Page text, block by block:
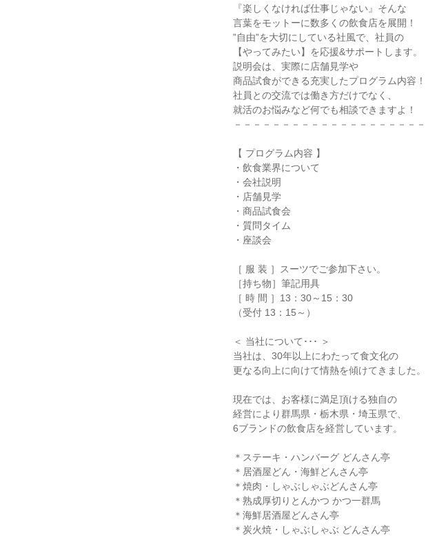
『楽しくなければ仕事じゃない』そんな
言葉をモットーに数多くの飲食店を展開！
”自由”を大切にしている社風で、社員の
【やってみたい】を応援&サポートします。
説明会は、実際に店舗見学や
商品試食ができる充実したプログラム内容！
社員との交流では働き方だけでなく、
就活のお悩みなど何でも相談できますよ！
－－－－－－－－－－－－－－－－－－－－
【 プログラム内容 】
・飲食業界について
・会社説明
・店舗見学
・商品試食会
・質問タイム
・座談会
［ 服 装 ］スーツでご参加下さい。
［持ち物］筆記用具
［ 時 間 ］13：30～15：30
（受付 13：15～）
＜ 当社について･･･ ＞
当社は、30年以上にわたって食文化の
更なる向上に向けて情熱を傾けてきました。
現在では、お客様に満足頂ける独自の
経営により群馬県・栃木県・埼玉県で、
6ブランドの飲食店を経営しています。
＊ステーキ・ハンバーグ どんさん亭
＊居酒屋どん・海鮮どんさん亭
＊焼肉・しゃぶしゃぶどんさん亭
＊熟成厚切りとんかつ かつ一群馬
＊海鮮居酒屋どんさん亭
＊炭火焼・しゃぶしゃぶ どんさん亭